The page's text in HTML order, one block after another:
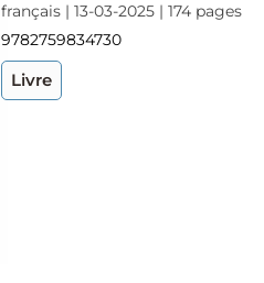
français | 13-03-2025 | 174 pages
9782759834730
Livre